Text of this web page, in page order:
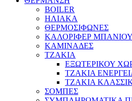
BOILER
ΗΛΙΑΚΑ
ΘΕΡΜΟΣΙΦΩΝΕΣ
ΚΑΛΟΡΙΦΕΡ ΜΠΑΝΙΟΥ
ΚΑΜΙΝΑΔΕΣ
ΤΖΑΚΙΑ
ΕΞΩΤΕΡΙΚΟΥ
ΤΖΑΚΙΑ
ΤΖΑΚΙΑ
ΣΟΜΠΕΣ